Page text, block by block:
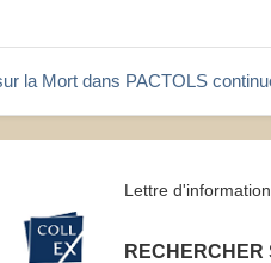
la Mort dans PACTOLS
Lettre d'information
RECHERCHER